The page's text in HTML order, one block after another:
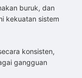
buruk, dan
kekuatan sistem
konsisten,
gangguan